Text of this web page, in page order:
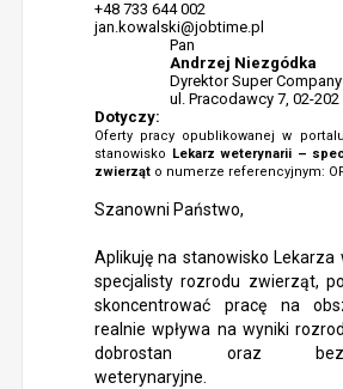
+48 733 644 002
jan.kowalski@jobtime.pl
Pan
Andrzej Niezgódka
Dyrektor Super
ul. Pracodawcy 7, 02-
Dotyczy:
Oferty pracy opublikowanej w
stanowisko Lekarz weterynarii –
zwierząto numerze referencyjnym:
Szanowni Państwo,
Aplikuję na stanowisko Lekarza
specjalisty rozrodu zwierząt,
skoncentrować pracę na
realnie wpływa na wyniki
dobrostan oraz
weterynaryjne.